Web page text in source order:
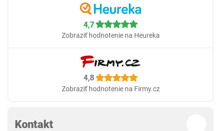
4,7
Zobraziť hodnotenie na Heureka
4,8
Zobraziť hodnotenie na Firmy.cz
Kontakt